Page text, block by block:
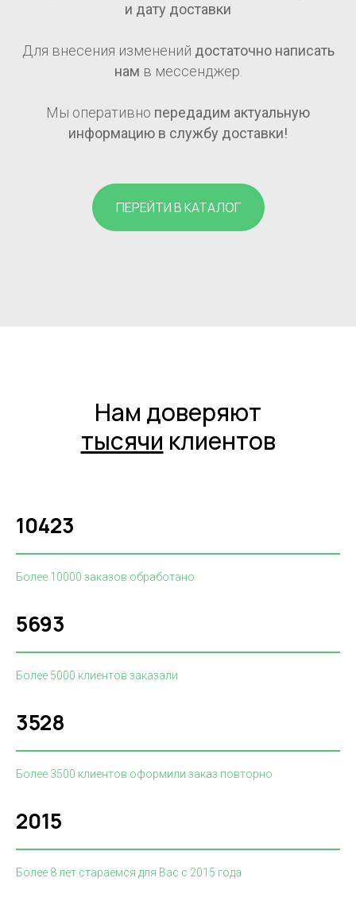
и дату доставки
Для внесения изменений достаточно написать
нам в мессенджер.
Мы оперативно передадим актуальную
информацию в службу доставки!
ПЕРЕЙТИ В КАТАЛОГ
Нам доверяют
тысячи клиентов
10423
Более 10000 заказов обработано
5693
Более 5000 клиентов заказали
3528
Более 3500 клиентов оформили заказ повторно
2015
Более 8 лет стараемся для Вас с 2015 года